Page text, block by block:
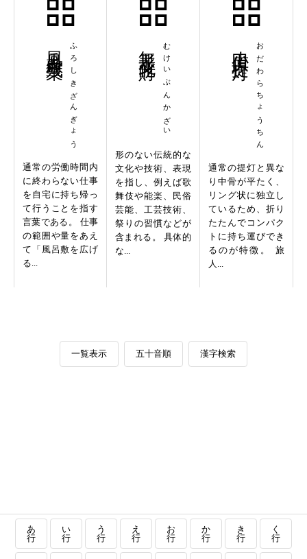
ふろしきざんぎょう
通常の労働時間内
に終わらない仕事
を自宅に持ち帰っ
て行うことを指す
言葉である。 仕事
の範囲や量をあえ
て「風呂敷を広げ
る...
むけいぶんかざい
形のない伝統的な
文化や技術、表現
を指し、例えば歌
舞伎や能楽、民俗
芸能、工芸技術、
祭りの習慣などが
含まれる。 具体的
な...
おだわらちょうちん
通常の提灯と異な
り中骨が平たく、
リング状に独立し
ているため、折り
たたんでコンパク
トに持ち運びでき
るのが特徴。 旅
人...
一覧表示 五十音順 漢字検索
あ
行
い
行
う
行
え
行
お
行
か
行
き
行
く
行